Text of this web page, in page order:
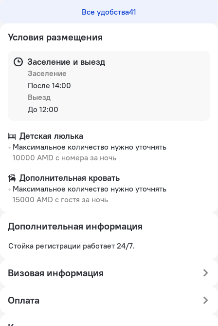
Все удобства41
Условия размещения
Заселение и выезд
Заселение
После 14:00
Выезд
До 12:00
Детская люлька
Максимальное количество нужно уточнять
10000 AMD с номера за ночь
Дополнительная кровать
Максимальное количество нужно уточнять
15000 AMD с гостя за ночь
Дополнительная информация
Стойка регистрации работает 24/7.
Визовая информация
Оплата